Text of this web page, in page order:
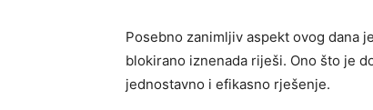
Posebno zanimljiv aspekt ovog dana
blokirano iznenada riješi. Ono što je
jednostavno i efikasno rješenje.